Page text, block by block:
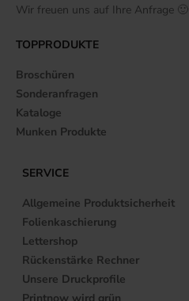
Wir freuen uns auf Ihre Anfrage 🙂
TOPPRODUKTE
Broschüren
Sonderanfragen
Kataloge
Munken Produkte
SERVICE
Allgemeine Produktsicherheit
Folienkaschierung
Lettershop
Rückenstärke Rechner
Unsere Druckprofile